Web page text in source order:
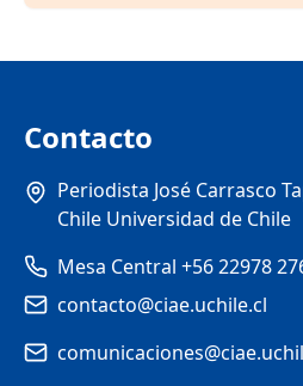
Contacto
Periodista José Carrasco
Chile Universidad de Chile
Mesa Central +56 22978
contacto@ciae.uchile.cl